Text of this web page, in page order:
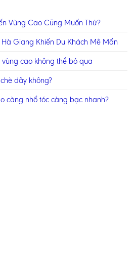
Vùng Cao Cũng Muốn Thử?
Giang Khiến Du Khách Mê Mẩn
cao không thể bỏ qua
dây không?
càng nhổ tóc càng bạc nhanh?